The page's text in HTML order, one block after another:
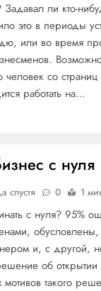
Задавал ли кто-
это в периоды
или во время
человек со
работать на…
с нуля
спустя 0 1
с нуля? 95%
и, с другой,
об открытии
такого